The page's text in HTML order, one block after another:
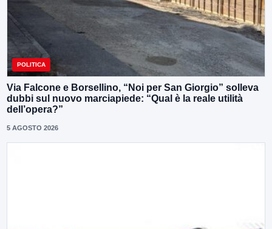
POLITICA
Via Falcone e Borsellino, “Noi per San Giorgio” solleva
dubbi sul nuovo marciapiede: “Qual è la reale utilità
dell’opera?”
5 AGOSTO 2026